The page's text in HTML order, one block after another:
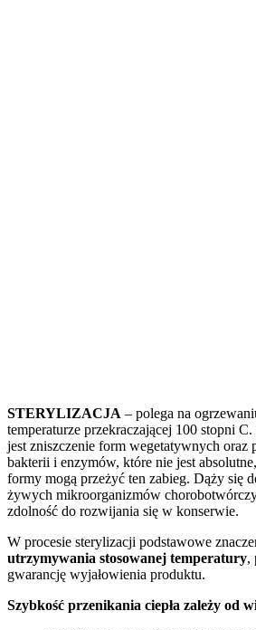
STERYLIZACJA – polega na
temperaturze przekraczającej 100 stopni
jest zniszczenie form wegetatywnych oraz
bakterii i enzymów, które nie jest
formy mogą przeżyć ten zabieg. Dąży się
żywych mikroorganizmów
zdolność do rozwijania się w konserwie.
W procesie sterylizacji podstawowe
utrzymywania stosowanej temperatury,
gwarancję wyjałowienia produktu.
Szybkość przenikania ciepła zależy od